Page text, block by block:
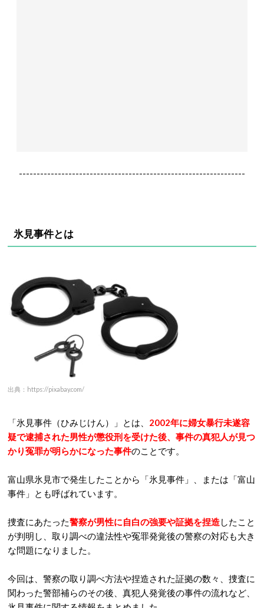
----------------------------------------------------------------
氷見事件とは
出典：https://pixabay.com/
「氷見事件（ひみじけん）」とは、 2002年に婦女暴行未遂容
疑で逮捕された男性が懲役刑を受けた後、事件の真犯人が見つ
かり冤罪が明らかになった事件のことです。
富山県氷見市で発生したことから「氷見事件」、または「富山
事件」とも呼ばれています。
捜査にあたった警察が男性に自白の強要や証拠を捏造したこと
が判明し、取り調べの違法性や冤罪発覚後の警察の対応も大き
な問題になりました。
今回は、警察の取り調べ方法や捏造された証拠の数々、捜査に
関わった警部補らのその後、真犯人発覚後の事件の流れなど、